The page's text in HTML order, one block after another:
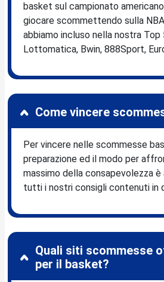
basket sul campionato
giocare scommettendo sulla
abbiamo incluso nella nostra Top
Lottomatica, Bwin, 888Sport,
Come vincere
Per vincere nelle scommesse
preparazione ed il modo per
massimo della consapevolezza
tutti i nostri consigli contenuti in
Quali siti scommesse
per il basket?